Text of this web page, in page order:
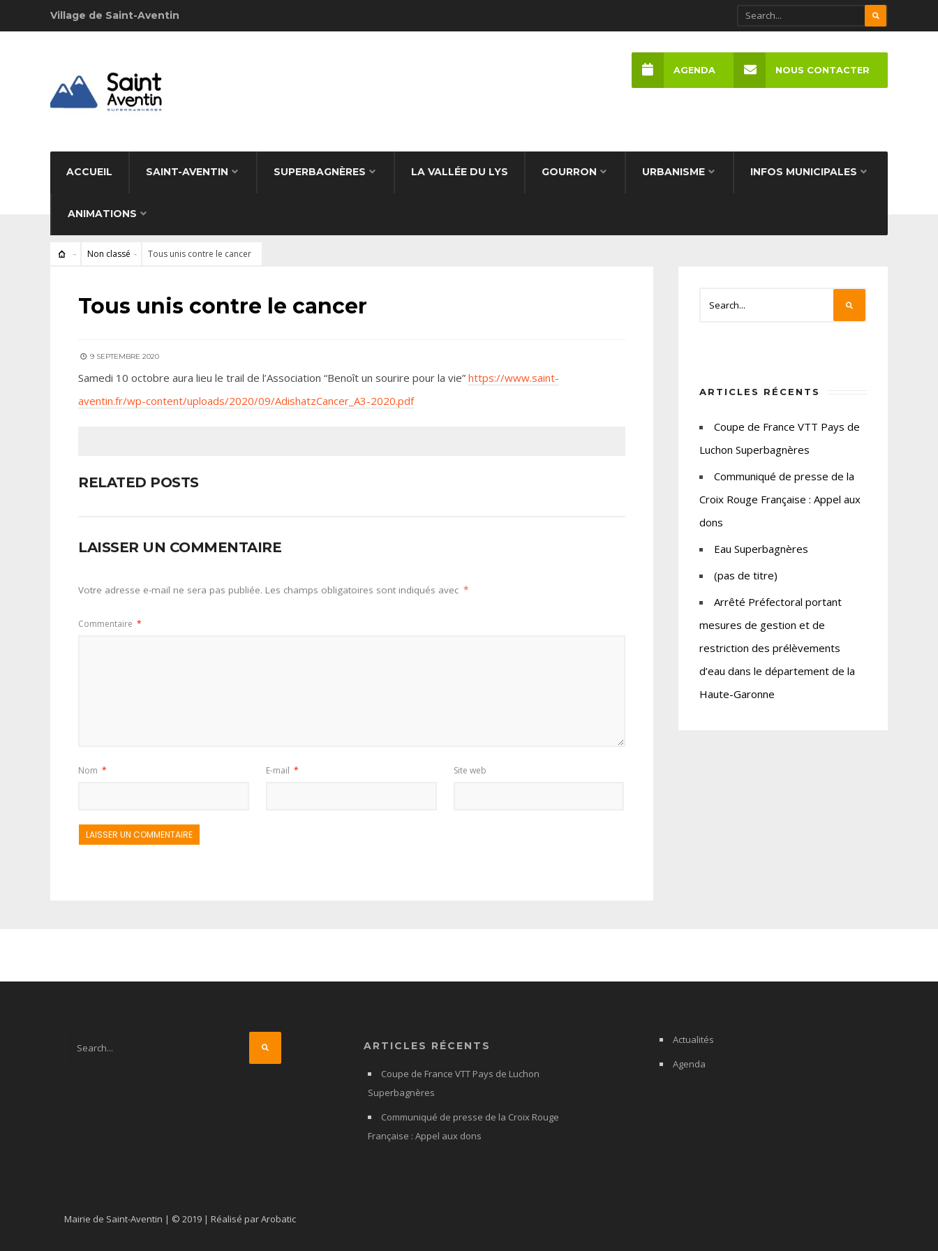
Village de Saint-Aventin
ACCUEIL SAINT-AVENTIN SUPERBAGNÈRES LA VALLÉE DU LYS GOURRON URBANISME INFOS MUNICIPALES
ANIMATIONS
AGENDA NOUS CONTACTER
Non classé Tous unis contre le cancer
NON CLASSÉ
Tous unis contre le cancer
9 SEPTEMBRE 2020
Samedi 10 octobre aura lieu le trail de l’Association “Benoît un sourire pour la vie” https://www.saint-
aventin.fr/wp-content/uploads/2020/09/AdishatzCancer_A3-2020.pdf
RELATED POSTS
LAISSER UN COMMENTAIRE
Votre adresse e-mail ne sera pas publiée. Les champs obligatoires sont indiqués avec *
Commentaire *
Nom * E-mail * Site web
ARTICLES RÉCENTS
Coupe de France VTT Pays de
Luchon Superbagnères
Communiqué de presse de la
Croix Rouge Française : Appel aux
dons
Eau Superbagnères
(pas de titre)
Arrêté Préfectoral portant
mesures de gestion et de
restriction des prélèvements
d’eau dans le département de la
Haute-Garonne
ARTICLES RÉCENTS
Coupe de France VTT Pays de Luchon
Superbagnères
Communiqué de presse de la Croix Rouge
Française : Appel aux dons
Actualités
Agenda
Mairie de Saint-Aventin | © 2019 | Réalisé par Arobatic